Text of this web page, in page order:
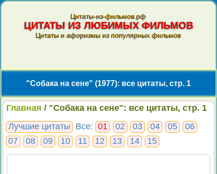
Цитаты-из-фильмов.рф
ЦИТАТЫ ИЗ ЛЮБИМЫХ ФИЛЬМОВ
Цитаты и афоризмы из популярных фильмов
"Собака на сене" (1977): все цитаты, стр. 1
Главная / "Собака на сене": все цитаты, стр. 1
Лучшие цитаты
Все: 01 02 03 04 05
06
07
08 09 10 11 12 13 14 15